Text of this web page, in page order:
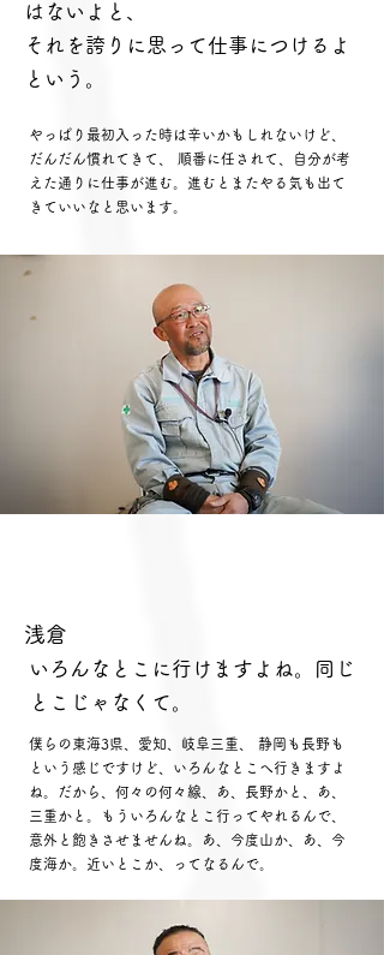
はないよと、
それを誇りに思って仕事につけるよ
という。
やっぱり最初入った時は辛いかもしれないけど、
だんだん慣れてきて、 順番に任されて、自 分が考
えた通りに仕事が進 む。進むとまたやる気も出て
きていいなと思います。
浅倉
いろんなとこに行けますよね。同じ
とこじゃなくて。
僕らの東海3県、愛知、岐阜三重、 静岡も長野も
という感じですけど、いろ んなとこへ行きますよ
ね。だから、何々の何々線、あ、長野かと、あ、
三重かと。もういろんなとこ行ってやれるんで、
意外と飽きさせませんね。あ、今度山か、あ、今
度海か。近いとこか、ってなるんで。